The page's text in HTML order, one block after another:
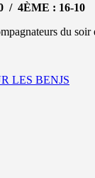
/ 4ÈME : 16-10
du
LES BENJS